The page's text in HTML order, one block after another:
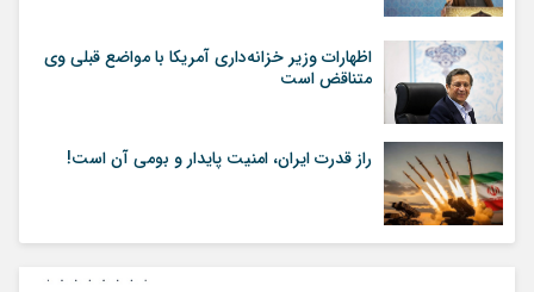
اظهارات وزیر خزانه‌داری آمریکا با مواضع قبلی وی
متناقض است
راز قدرت ایران، امنیت پایدار و بومی آن است!